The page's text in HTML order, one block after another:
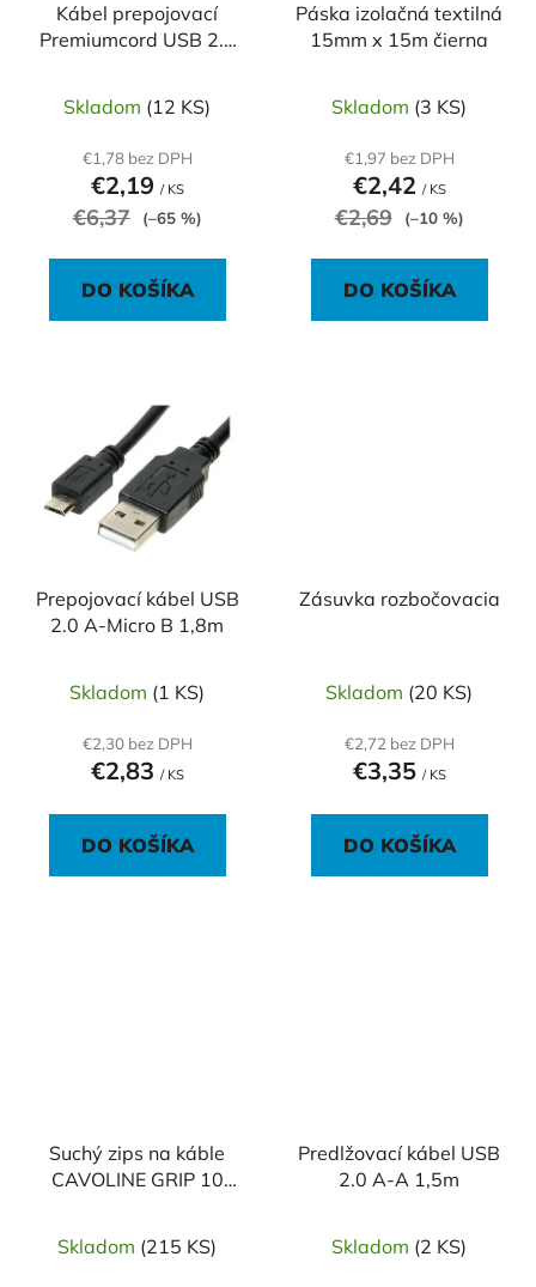
Kábel prepojovací
Premiumcord USB 2.0
Skladom (12 KS)
€1,78 bez DPH
€2,19 / KS
€6,37 (–65 %)
DO KOŠÍKA
Páska izolačná textilná
15mm x 15m čierna
Skladom (3 KS)
€1,97 bez DPH
€2,42 / KS
€2,69 (–10 %)
DO KOŠÍKA
Prepojovací kábel USB
2.0 A-Micro B 1,8m
Skladom (1 KS)
€2,30 bez DPH
€2,83 / KS
DO KOŠÍKA
Zásuvka rozbočovacia
Skladom (20 KS)
€2,72 bez DPH
€3,35 / KS
DO KOŠÍKA
Suchý zips na káble
CAVOLINE GRIP 10
Skladom (215 KS)
Predlžovací kábel USB
2.0 A-A 1,5m
Skladom (2 KS)